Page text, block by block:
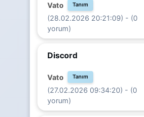
Vato Tanım
(28.02.2026 20:21:09) - (0
yorum)
Discord
Vato Tanım
(27.02.2026 09:34:20) - (0
yorum)